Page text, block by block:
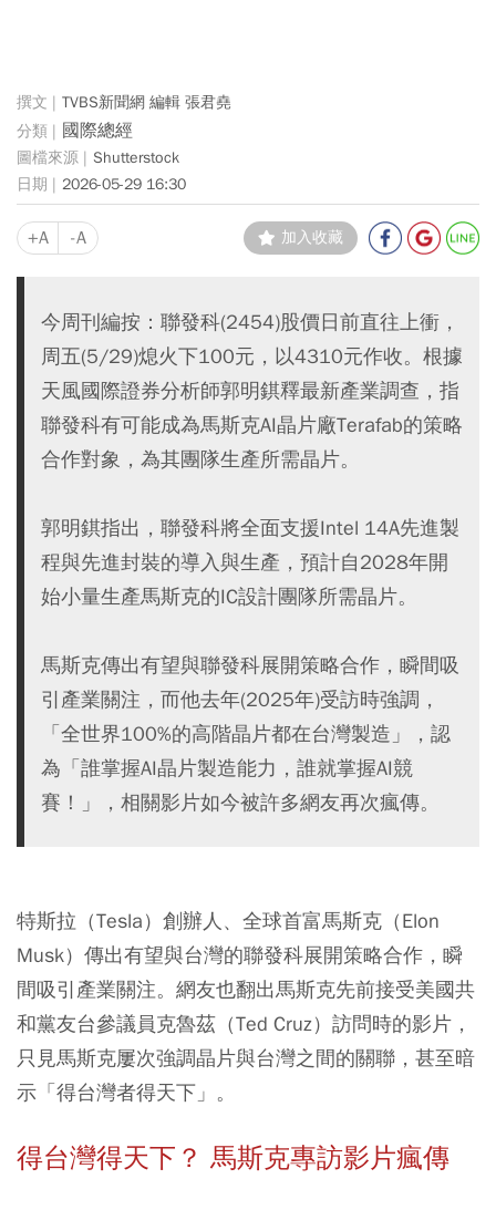
TVBS新聞網 編輯 張君堯
國際總經
Shutterstock
2026-05-29 16:30
+A -A 加入收藏
今周刊編按：聯發科(2454)股價日前直往上衝，
周五(5/29)熄火下100元，以4310元作收。根據
天風國際證券分析師郭明錤釋最新產業調查，指
聯發科有可能成為馬斯克AI晶片廠Terafab的策略
合作對象，為其團隊生產所需晶片。
郭明錤指出，聯發科將全面支援Intel 14A先進製
程與先進封裝的導入與生產，預計自2028年開
始小量生產馬斯克的IC設計團隊所需晶片。
馬斯克傳出有望與聯發科展開策略合作，瞬間吸
引產業關注，而他去年(2025年)受訪時強調，
「全世界100%的高階晶片都在台灣製造」，認
為「誰掌握AI晶片製造能力，誰就掌握AI競
賽！」，相關影片如今被許多網友再次瘋傳。
特斯拉（Tesla）創辦人、全球首富馬斯克（Elon
Musk）傳出有望與台灣的聯發科展開策略合作，瞬
間吸引產業關注。網友也翻出馬斯克先前接受美國共
和黨友台參議員克魯茲（Ted Cruz）訪問時的影片，
只見馬斯克屢次強調晶片與台灣之間的關聯，甚至暗
示「得台灣者得天下」。
得台灣得天下？ 馬斯克專訪影片瘋傳